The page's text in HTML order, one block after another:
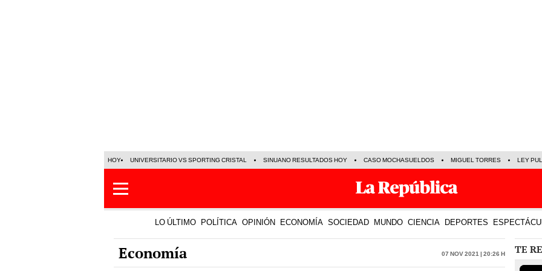
HOY UNIVERSITARIO VS SPORTING CRISTAL SINUANO RESULTADOS HOY CASO MOCHASUELDOS MIGUEL TORRES LEY
LO ÚLTIMO POLÍTICA OPINIÓN ECONOMÍA SOCIEDAD MUNDO CIENCIA DEPORTES
Economía 07 Nov 2021 | 20:26 h TE